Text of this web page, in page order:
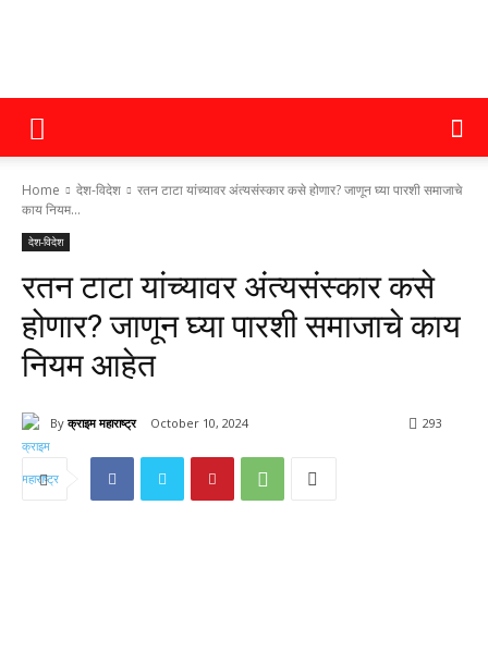
क्राइम
महाराष्ट्र
Home देश-विदेश
रतन टाटा यांच्यावर अंत्यसंस्कार कसे होणार? जाणून घ्या पारशी समाजाचे
काय नियम...
देश-विदेश
रतन टाटा यांच्यावर अंत्यसंस्कार कसे
होणार? जाणून घ्या पारशी समाजाचे काय
नियम आहेत
By क्राइम महाराष्ट्र October 10, 2024 293